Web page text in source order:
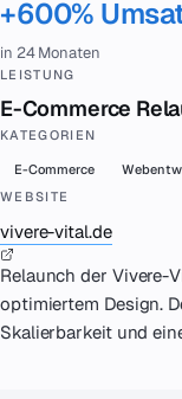
+600%
in 24 Monaten
LEISTUNG
E-Commerce
KATEGORIEN
E-Commerce
WEBSITE
vivere-vital.de
Relaunch der Vivere-
optimiertem Design.
Skalierbarkeit und